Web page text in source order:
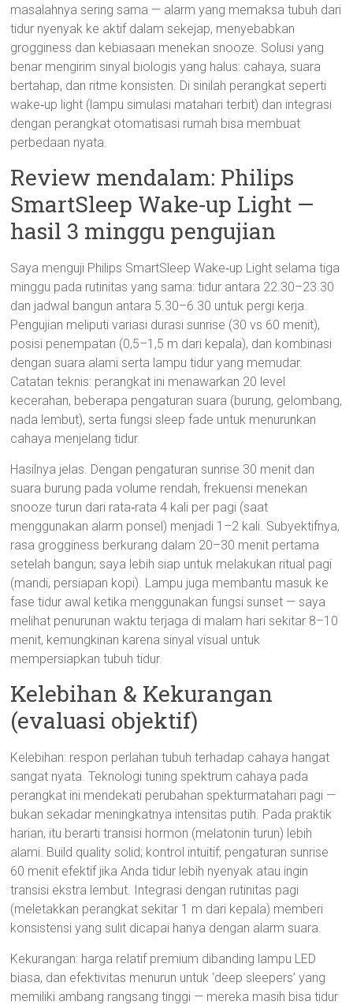
masalahnya sering sama — alarm yang memaksa tubuh dari
tidur nyenyak ke aktif dalam sekejap, menyebabkan
grogginess dan kebiasaan menekan snooze. Solusi yang
benar mengirim sinyal biologis yang halus: cahaya, suara
bertahap, dan ritme konsisten. Di sinilah perangkat seperti
wake‑up light (lampu simulasi matahari terbit) dan integrasi
dengan perangkat otomatisasi rumah bisa membuat
perbedaan nyata.
Review mendalam: Philips
SmartSleep Wake‑up Light —
hasil 3 minggu pengujian
Saya menguji Philips SmartSleep Wake‑up Light selama tiga
minggu pada rutinitas yang sama: tidur antara 22.30–23.30
dan jadwal bangun antara 5.30–6.30 untuk pergi kerja.
Pengujian meliputi variasi durasi sunrise (30 vs 60 menit),
posisi penempatan (0,5–1,5 m dari kepala), dan kombinasi
dengan suara alami serta lampu tidur yang memudar.
Catatan teknis: perangkat ini menawarkan 20 level
kecerahan, beberapa pengaturan suara (burung, gelombang,
nada lembut), serta fungsi sleep fade untuk menurunkan
cahaya menjelang tidur.
Hasilnya jelas. Dengan pengaturan sunrise 30 menit dan
suara burung pada volume rendah, frekuensi menekan
snooze turun dari rata‑rata 4 kali per pagi (saat
menggunakan alarm ponsel) menjadi 1–2 kali. Subyektifnya,
rasa grogginess berkurang dalam 20–30 menit pertama
setelah bangun; saya lebih siap untuk melakukan ritual pagi
(mandi, persiapan kopi). Lampu juga membantu masuk ke
fase tidur awal ketika menggunakan fungsi sunset — saya
melihat penurunan waktu terjaga di malam hari sekitar 8–10
menit, kemungkinan karena sinyal visual untuk
mempersiapkan tubuh tidur.
Kelebihan & Kekurangan
(evaluasi objektif)
Kelebihan: respon perlahan tubuh terhadap cahaya hangat
sangat nyata. Teknologi tuning spektrum cahaya pada
perangkat ini mendekati perubahan spekturmatahari pagi —
bukan sekadar meningkatnya intensitas putih. Pada praktik
harian, itu berarti transisi hormon (melatonin turun) lebih
alami. Build quality solid; kontrol intuitif; pengaturan sunrise
60 menit efektif jika Anda tidur lebih nyenyak atau ingin
transisi ekstra lembut. Integrasi dengan rutinitas pagi
(meletakkan perangkat sekitar 1 m dari kepala) memberi
konsistensi yang sulit dicapai hanya dengan alarm suara.
Kekurangan: harga relatif premium dibanding lampu LED
biasa, dan efektivitas menurun untuk ‘deep sleepers’ yang
memiliki ambang rangsang tinggi — mereka masih bisa tidur